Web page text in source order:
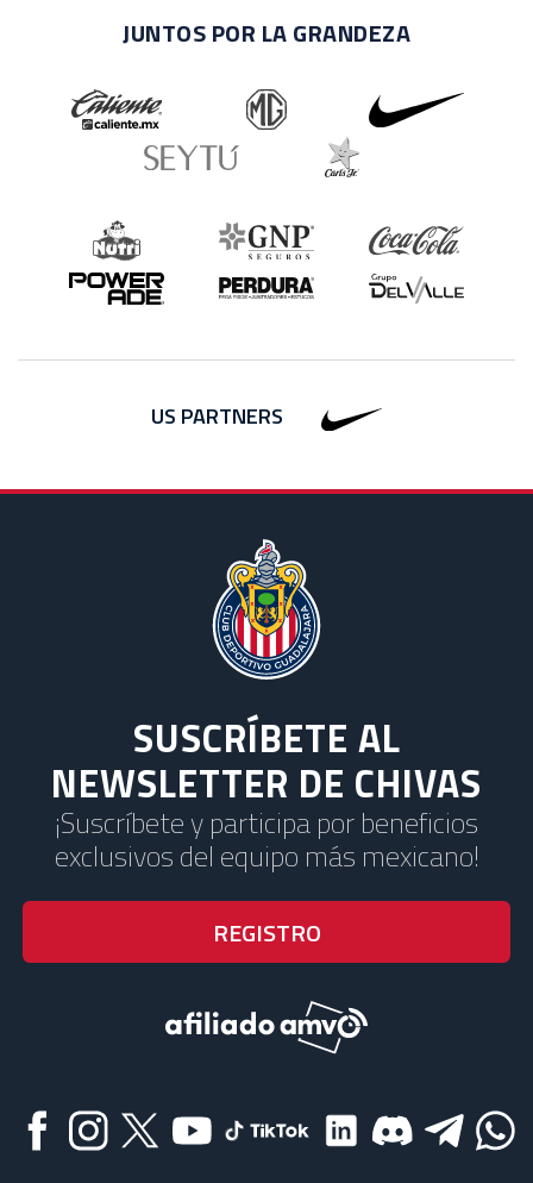
JUNTOS POR LA GRANDEZA
US PARTNERS
SUSCRÍBETE AL
NEWSLETTER DE CHIVAS
¡Suscríbete y participa por beneficios
exclusivos del equipo más mexicano!